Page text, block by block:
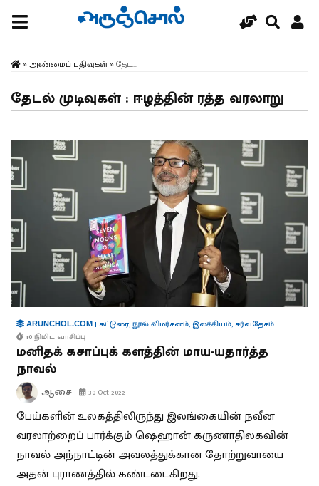
» அண்மைப் பதிவுகள்» தேட...
தேடல் முடிவுகள் : ஈழத்தின் ரத்த வரலாறு
ARUNCHOL.COM | கட்டுரை,நூல் விமர்சனம், இலக்கியம், சர்வதேசம்
10 நிமிட வாசிப்பு
மனிதக் கசாப்புக் களத்தின் மாய-யதார்த்த
நாவல்
ஆசை 30 Oct 2022
பேய்களின் உலகத்திலிருந்து இலங்கையின் நவீன
வரலாற்றைப் பார்க்கும் ஷெஹான் கருணாதிலகவின்
நாவல் அந்நாட்டின் அவலத்துக்கான தோற்றுவாயை
அதன் புராணத்தில் கண்டடைகிறது.